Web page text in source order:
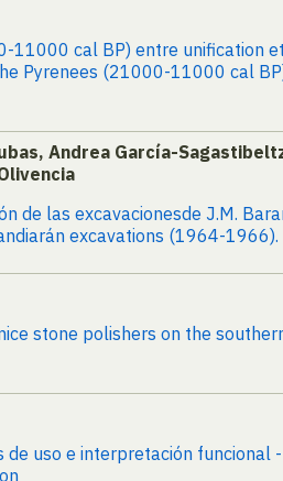
11000 cal BP) entre unification
Pyrenees (21000-11000 cal
Andrea García-
de las excavacionesde J.M.
excavations (1964-1966).
stone polishers on the
de uso e interpretación funcional